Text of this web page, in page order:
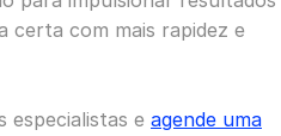
certa com mais rapidez e
especialistas e agende uma